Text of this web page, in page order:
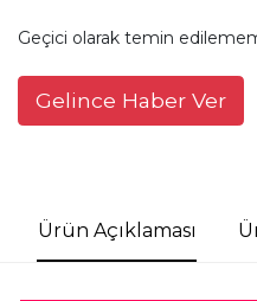
Geçici olarak temin
Gelince Haber Ver
Ürün Açıklaması